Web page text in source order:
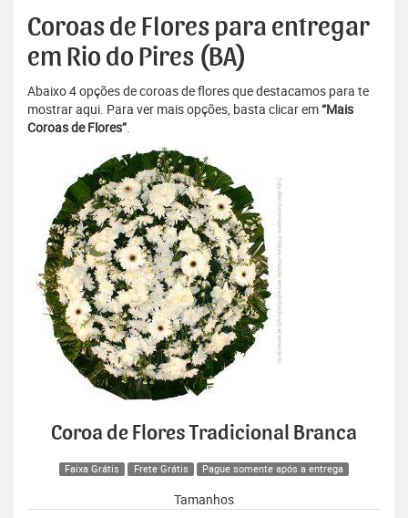
Coroas de Flores para entregar
em Rio do Pires (BA)
Abaixo 4 opções de coroas de flores que destacamos para te
mostrar aqui. Para ver mais opções, basta clicar em“Mais
Coroas de Flores”.
Coroa de Flores Tradicional Branca
Faixa Grátis Frete Grátis Pague somente após a entrega
Tamanhos